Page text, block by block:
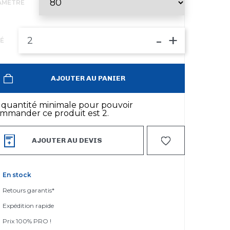
- +
AJOUTER AU PANIER
quantité minimale pour pouvoir
ce produit est 2.
AJOUTER AU DEVIS
En stock
Retours garantis*
Expédition rapide
Prix 100% PRO !